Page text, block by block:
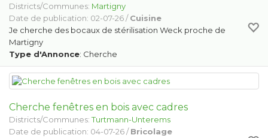
Districts/Communes: Martigny
Date de publication: 02-07-26 /Cuisine
Je cherche des bocaux de stérilisation Weck proche de
Martigny
Type d'Annonce: Cherche
Cherche fenêtres en bois avec cadres
Districts/Communes:Turtmann-Unterems
Date de publication: 04-07-26 /Bricolage